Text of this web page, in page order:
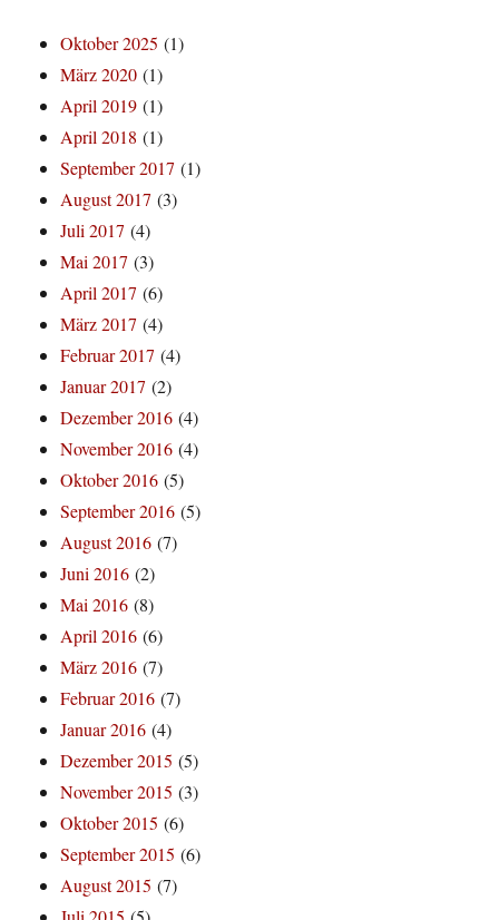
Oktober 2025 (1)
März 2020 (1)
April 2019 (1)
April 2018 (1)
September 2017 (1)
August 2017 (3)
Juli 2017 (4)
Mai 2017 (3)
April 2017 (6)
März 2017 (4)
Februar 2017 (4)
Januar 2017 (2)
Dezember 2016 (4)
November 2016 (4)
Oktober 2016 (5)
September 2016 (5)
August 2016 (7)
Juni 2016 (2)
Mai 2016 (8)
April 2016 (6)
März 2016 (7)
Februar 2016 (7)
Januar 2016 (4)
Dezember 2015 (5)
November 2015 (3)
Oktober 2015 (6)
September 2015 (6)
August 2015 (7)